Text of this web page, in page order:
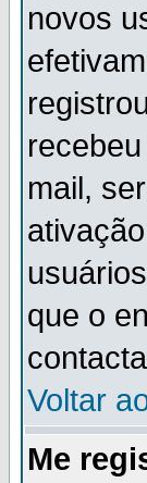
novos
mail,
usuários
que o
Voltar
Me